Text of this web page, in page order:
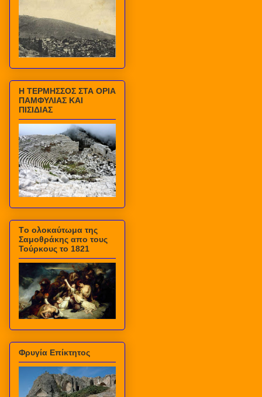
Η ΤΕΡΜΗΣΣΟΣ ΣΤΑ ΟΡΙΑ
ΠΑΜΦΥΛΙΑΣ ΚΑΙ
ΠΙΣΙΔΙΑΣ
Τo ολοκαύτωμα της
Σαμοθράκης απο τους
Τούρκους το 1821
Φρυγία Επίκτητος